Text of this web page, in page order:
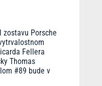
zostavu Porsche
Fellera
Thomas
#89 bude v